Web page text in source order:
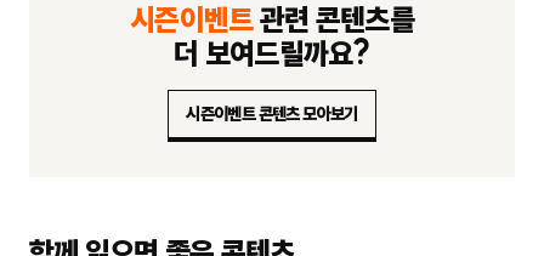
시즌이벤트관련 콘텐츠를
더 보여드릴까요?
시즌이벤트 콘텐츠 모아보기